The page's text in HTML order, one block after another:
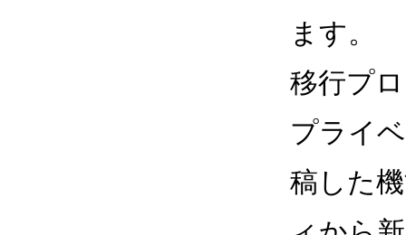
ます。
移行プ
プライ
稿した